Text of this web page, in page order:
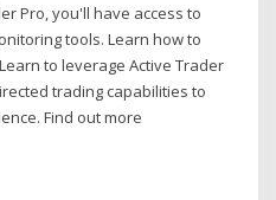
Pro, you'll have access to
tools. Learn how to
to leverage Active Trader
trading capabilities to
Find out more